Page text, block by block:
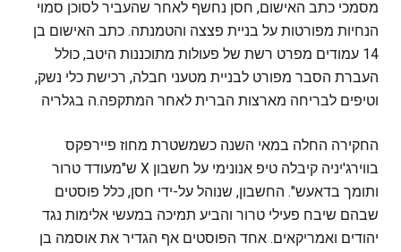
מסמכי כתב האישום, חסן נחשף לאחר שהעביר לסוכן סמוי
הנחיות מפורטות על בניית פצצה והטמנתה. כתב האישום בן
14 עמודים מפרט רשת של פעולות מתוכננות היטב, כולל
העברת הסבר מפורט לבניית מטעני חבלה, רכישת כלי נשק,
וטיפים לבריחה מארצות הברית לאחר המתקפה.ה בגלריה
החקירה החלה במאי השנה כשמשטרת מחוז פיירפקס
בווירג'יניה קיבלה טיפ אנונימי על חשבון X ש"מעודד טרור
ותומך בדאעש". החשבון, שנוהל על-ידי חסן, כלל פוסטים
שבהם שיבח פעילי טרור והביע תמיכה במעשי אלימות נגד
יהודים ואמריקאים. אחד הפוסטים אף הגדיר את אוסמה בן